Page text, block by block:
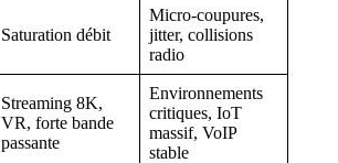
Saturation débit
Micro-coupures,
jitter, collisions
radio
Streaming 8K,
VR, forte bande
passante
Environnements
critiques, IoT
massif, VoIP
stable